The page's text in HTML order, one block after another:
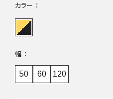
カラー
幅
50 60 120